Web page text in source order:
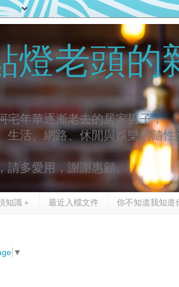
燈老頭的
宅年華逐漸老去的居家男子，
生活、網路、休閒與娛樂的隨
請多愛用，謝謝惠顧。
知識＋ 最近入檔文件 你不知道我知道
▼